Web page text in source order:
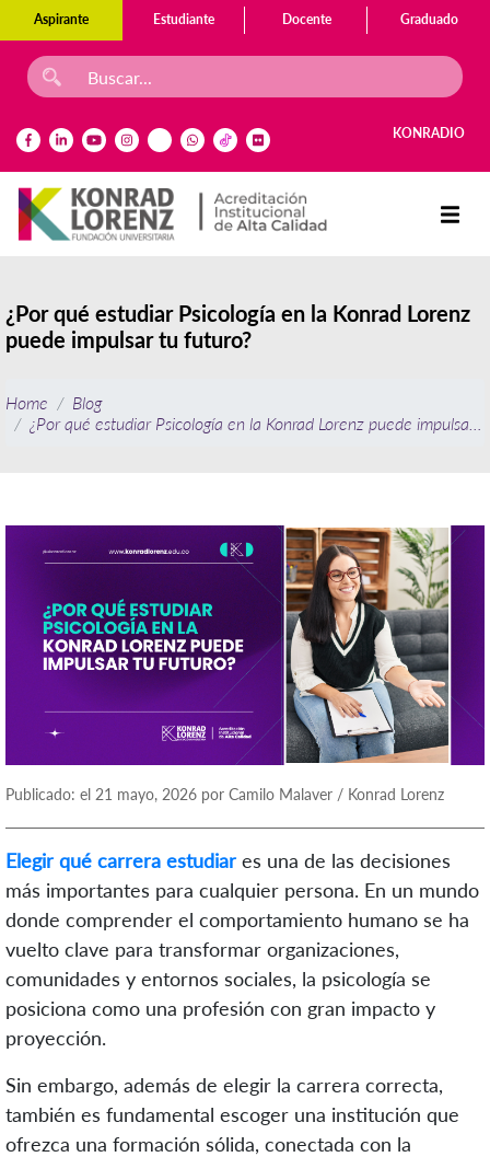
Aspirante Estudiante Docente Graduado
KONRADIO
¿Por qué estudiar Psicología en la Konrad Lorenz
puede impulsar tu futuro?
Home
Blog
¿Por qué estudiar Psicología en la Konrad Lorenz puede impulsar
Publicado: el 21 mayo, 2026 por Camilo Malaver / Konrad Lorenz
Elegir qué carrera estudiar es una de las decisiones
más importantes para cualquier persona. En un mundo
donde comprender el comportamiento humano se ha
vuelto clave para transformar organizaciones,
comunidades y entornos sociales, la psicología se
posiciona como una profesión con gran impacto y
proyección.
Sin embargo, además de elegir la carrera correcta,
también es fundamental escoger una institución que
ofrezca una formación sólida, conectada con la